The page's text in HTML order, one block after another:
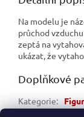
Na modelu je
průchod
zeptá na
ukázat, že
Doplňkové
Kategorie: